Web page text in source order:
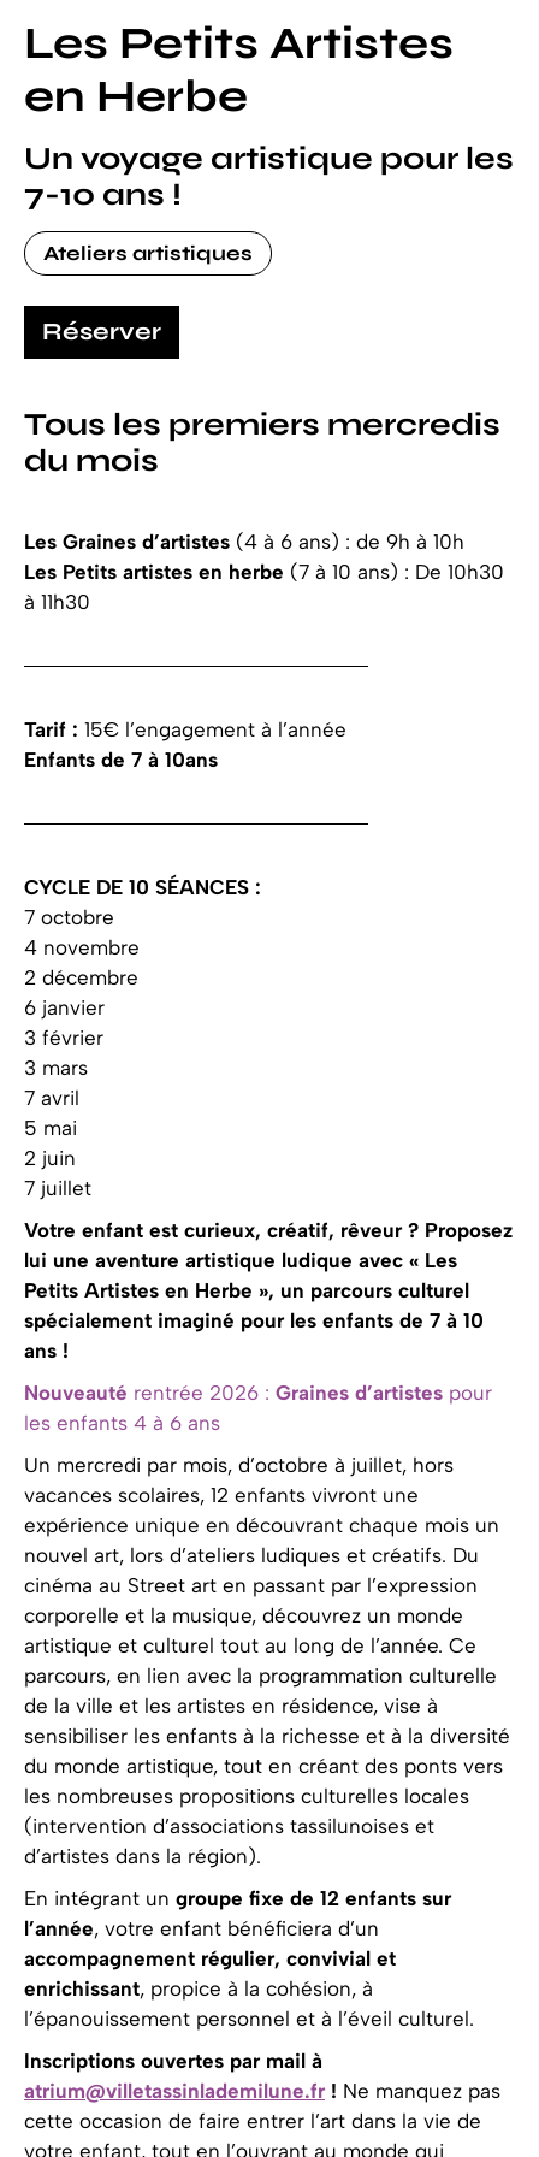
Les Petits Artistes
en Herbe
Un voyage artistique pour les
7-10 ans !
Ateliers artistiques
Réserver
Tous les premiers mercredis
du mois
Les Graines d’artistes (4 à 6 ans) : de 9h à 10h
Les Petits artistes en herbe (7 à 10 ans) : De 10h30
à 11h30
Tarif : 15€ l’engagement à l’année
Enfants de 7 à 10ans
CYCLE DE 10 SÉANCES :
7 octobre
4 novembre
2 décembre
6 janvier
3 février
3 mars
7 avril
5 mai
2 juin
7 juillet
Votre enfant est curieux, créatif, rêveur ? Proposez
lui une aventure artistique ludique avec « Les
Petits Artistes en Herbe », un parcours culturel
spécialement imaginé pour les enfants de 7 à 10
ans !
Nouveauté rentrée 2026 : Graines d’artistes pour
les enfants 4 à 6 ans
Un mercredi par mois, d’octobre à juillet, hors
vacances scolaires, 12 enfants vivront une
expérience unique en découvrant chaque mois un
nouvel art, lors d’ateliers ludiques et créatifs. Du
cinéma au Street art en passant par l’expression
corporelle et la musique, découvrez un monde
artistique et culturel tout au long de l’année. Ce
parcours, en lien avec la programmation culturelle
de la ville et les artistes en résidence, vise à
sensibiliser les enfants à la richesse et à la diversité
du monde artistique, tout en créant des ponts vers
les nombreuses propositions culturelles locales
(intervention d’associations tassilunoises et
d’artistes dans la région).
En intégrant un groupe fixe de 12 enfants sur
l’année, votre enfant bénéficiera d’un
accompagnement régulier, convivial et
enrichissant, propice à la cohésion, à
l’épanouissement personnel et à l’éveil culturel.
Inscriptions ouvertes par mail à
atrium@villetassinlademilune.fr ! Ne manquez pas
cette occasion de faire entrer l’art dans la vie de
votre enfant, tout en l’ouvrant au monde qui